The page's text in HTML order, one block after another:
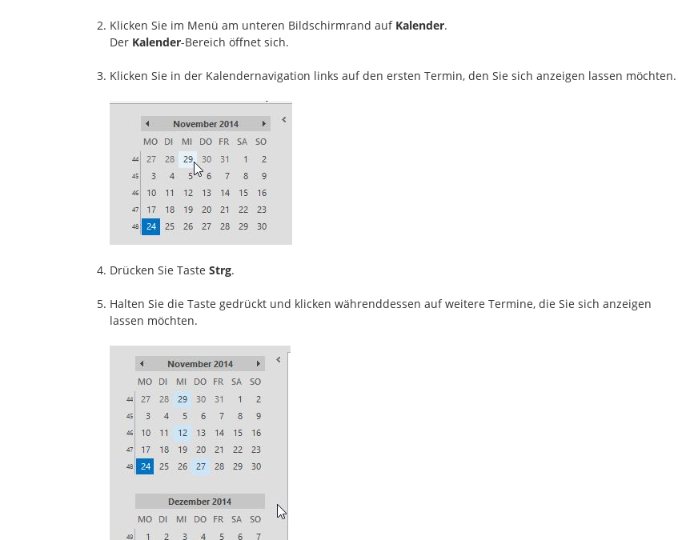
Klicken Sie im Menü am unteren Bildschirmrand auf Kalender.
Der Kalender-Bereich öffnet sich.
Klicken Sie in der Kalendernavigation links auf den ersten Termin, den Sie sich anzeigen lassen möchten.
Drücken Sie Taste Strg.
Halten Sie die Taste gedrückt und klicken währenddessen auf weitere Termine, die Sie sich anzeigen
lassen möchten.